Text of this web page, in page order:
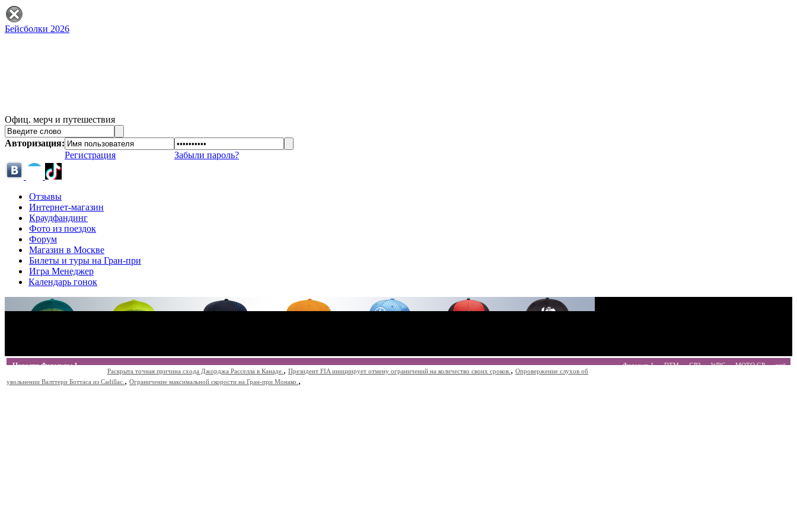
Бейсболки 2026
Офиц. мерч и путешествия
Авторизация:
Регистрация
Забыли пароль?
Отзывы
Интернет-магазин
Краудфандинг
Фото из поездок
Форум
Магазин в Москве
Билеты и туры на Гран-при
Игра Менеджер
Календарь гонок
Новости Формулы 1 Формула 1 DTM GP2 WRC MOTO GP
ещё
Раскрыта точная причина схода Джорджа Расселла в Канаде. , Президент FIA инициирует отмену ограничений на количество своих сроков. , Опровержение слухов об
увольнении Валттери Боттаса из Cadillac. , Ограничение максимальной скорости на Гран-при Монако. ,